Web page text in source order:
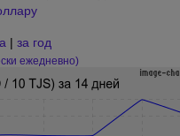
| за год
ежедневно)